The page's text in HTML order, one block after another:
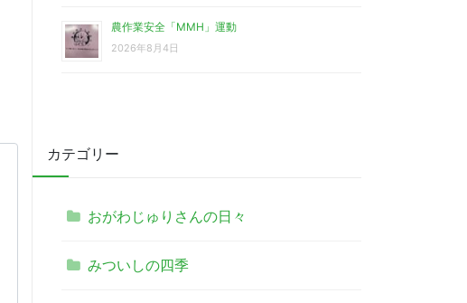
農作業安全「MMH」運動
2026年8月4日
カテゴリー
おがわじゅりさんの日々
みついしの四季